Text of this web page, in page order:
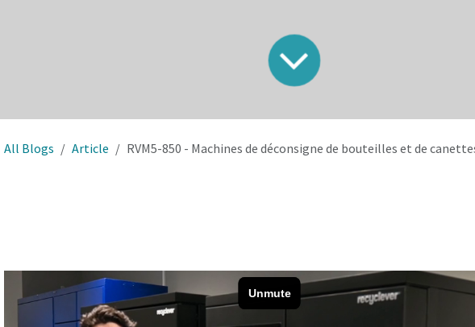
All Blogs Article RVM5-850 - Machines de déconsigne de bouteilles et de